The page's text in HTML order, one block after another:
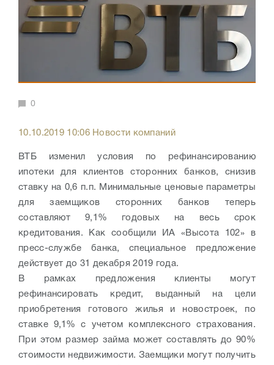
0
10.10.2019 10:06 Новости компаний
ВТБ изменил условия по рефинансированию
ипотеки для клиентов сторонних банков, снизив
ставку на 0,6 п.п. Минимальные ценовые параметры
для заемщиков сторонних банков теперь
составляют 9,1% годовых на весь срок
кредитования. Как сообщили ИА «Высота 102» в
пресс-службе банка, специальное предложение
действует до 31 декабря 2019 года.
В рамках предложения клиенты могут
рефинансировать кредит, выданный на цели
приобретения готового жилья и новостроек, по
ставке 9,1% с учетом комплексного страхования.
При этом размер займа может составлять до 90%
стоимости недвижимости. Заемщики могут получить